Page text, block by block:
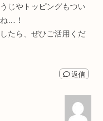
じやトッピングもつい
…！
たら、ぜひご活用くだ
返信